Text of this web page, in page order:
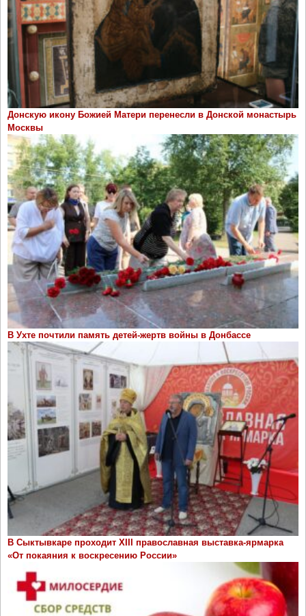
н
"
Донскую икону Божией Матери перенесли в Донской монастырь
Москвы
В Ухте почтили память детей-жертв войны в Донбассе
В Сыктывкаре проходит ХIII православная выставка-ярмарка
«От покаяния к воскресению России»